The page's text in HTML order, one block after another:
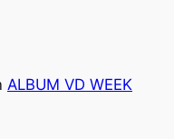
ALBUM VD WEEK